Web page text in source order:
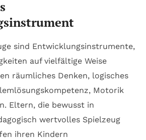
sind Entwicklungsinstrumente,
auf vielfältige Weise
räumliches Denken, logisches
Motorik
Eltern, die bewusst in
wertvolles Spielzeug
ihren Kindern